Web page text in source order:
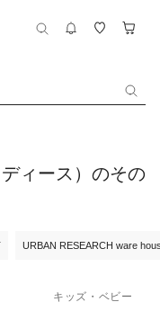
ィース）のその
URBAN RESEARCH ware
キッズ・ベビー